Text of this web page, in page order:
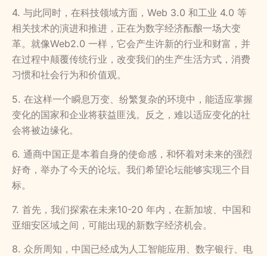
4. 与此同时，在科技领域方面，Web 3.0 和工业 4.0 等
相关技术的演进和推进，正在为数字经济酝酿一场大变
革。就像Web2.0 一样，它会产生许新的行业和财富，并
在过程中颠覆传统行业，改变我们的生产生活方式，消费
习惯和社会行为和价值观。
5. 在这样一个瞬息万变、纷繁复杂的环境中，能适应掌握
变化的国家和企业将获益匪浅。反之，难以适应变化的社
会将被边缘化。
6. 通商中国正是本着自身的使命感，和怀着对未来的强烈
好奇，举办了今天的论坛。我们希望论坛能够实现三个目
标。
7. 首先，我们探索在未来10-20 年内，在新加坡、中国和
亚细安区域之间，可能出现的新数字经济机会。
8. 众所周知，中国已经成为人工智能应用、数字银行、电